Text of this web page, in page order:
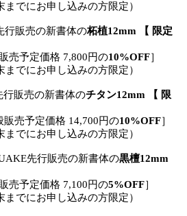
でにお申し込みの方限定）
行販売の新書体の柘植12mm 【 限定
販売予定価格 7,800円の10%OFF］
でにお申し込みの方限定）
販売の新書体のチタン12mm 【 限
販売予定価格 14,700円の10%OFF］
でにお申し込みの方限定）
先行販売の新書体の黒檀12mm
販売予定価格 7,100円の5%OFF］
でにお申し込みの方限定）